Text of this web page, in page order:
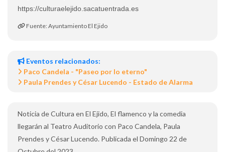
https://culturaelejido.sacatuentrada.es
Fuente: Ayuntamiento El Ejido
Eventos relacionados:
Paco Candela - "Paseo por lo eterno"
Paula Prendes y César Lucendo - Estado de Alarma
Noticia de Cultura en El Ejido, El flamenco y la comedia
llegarán al Teatro Auditorio con Paco Candela, Paula
Prendes y César Lucendo. Publicada el Domingo 22 de